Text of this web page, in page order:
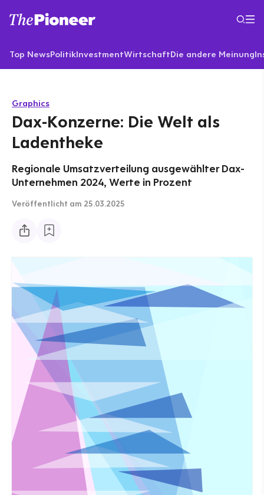
Top NewsPolitikInvestmentWirtschaftDie andere Meinung
Graphics
Dax-Konzerne: Die Welt als
Ladentheke
Regionale Umsatzverteilung ausgewählter Dax-
Unternehmen 2024, Werte in Prozent
Veröffentlicht am 25.03.2025